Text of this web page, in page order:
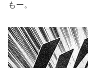
もー。